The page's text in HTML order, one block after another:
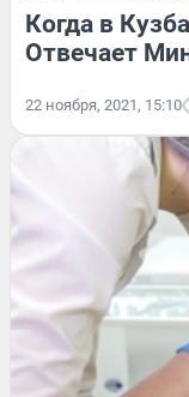
Когда в
Отвечает
22 ноября, 2021, 15:10